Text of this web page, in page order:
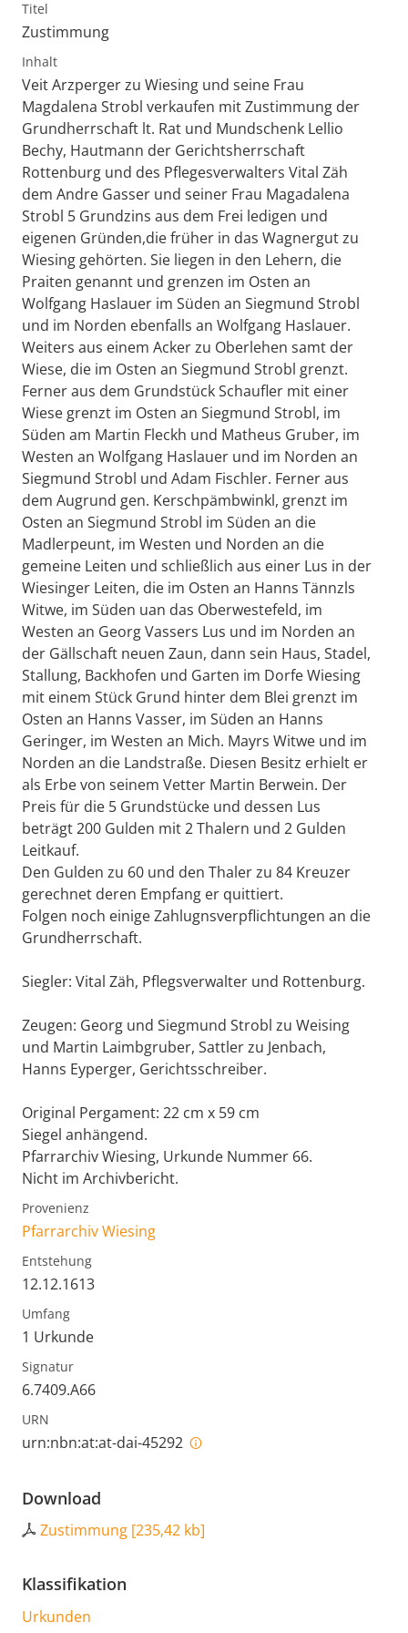
Titel
Zustimmung
Inhalt
Veit Arzperger zu Wiesing und seine Frau
Magdalena Strobl verkaufen mit Zustimmung der
Grundherrschaft lt. Rat und Mundschenk Lellio
Bechy, Hautmann der Gerichtsherrschaft
Rottenburg und des Pflegesverwalters Vital Zäh
dem Andre Gasser und seiner Frau Magadalena
Strobl 5 Grundzins aus dem Frei ledigen und
eigenen Gründen,die früher in das Wagnergut zu
Wiesing gehörten. Sie liegen in den Lehern, die
Praiten genannt und grenzen im Osten an
Wolfgang Haslauer im Süden an Siegmund Strobl
und im Norden ebenfalls an Wolfgang Haslauer.
Weiters aus einem Acker zu Oberlehen samt der
Wiese, die im Osten an Siegmund Strobl grenzt.
Ferner aus dem Grundstück Schaufler mit einer
Wiese grenzt im Osten an Siegmund Strobl, im
Süden am Martin Fleckh und Matheus Gruber, im
Westen an Wolfgang Haslauer und im Norden an
Siegmund Strobl und Adam Fischler. Ferner aus
dem Augrund gen. Kerschpämbwinkl, grenzt im
Osten an Siegmund Strobl im Süden an die
Madlerpeunt, im Westen und Norden an die
gemeine Leiten und schließlich aus einer Lus in der
Wiesinger Leiten, die im Osten an Hanns Tännzls
Witwe, im Süden uan das Oberwestefeld, im
Westen an Georg Vassers Lus und im Norden an
der Gällschaft neuen Zaun, dann sein Haus, Stadel,
Stallung, Backhofen und Garten im Dorfe Wiesing
mit einem Stück Grund hinter dem Blei grenzt im
Osten an Hanns Vasser, im Süden an Hanns
Geringer, im Westen an Mich. Mayrs Witwe und im
Norden an die Landstraße. Diesen Besitz erhielt er
als Erbe von seinem Vetter Martin Berwein. Der
Preis für die 5 Grundstücke und dessen Lus
beträgt 200 Gulden mit 2 Thalern und 2 Gulden
Leitkauf.
Den Gulden zu 60 und den Thaler zu 84 Kreuzer
gerechnet deren Empfang er quittiert.
Folgen noch einige Zahlugnsverpflichtungen an die
Grundherrschaft.
Siegler: Vital Zäh, Pflegsverwalter und Rottenburg.
Zeugen: Georg und Siegmund Strobl zu Weising
und Martin Laimbgruber, Sattler zu Jenbach,
Hanns Eyperger, Gerichtsschreiber.
Original Pergament: 22 cm x 59 cm
Siegel anhängend.
Pfarrarchiv Wiesing, Urkunde Nummer 66.
Nicht im Archivbericht.
Provenienz
Pfarrarchiv Wiesing
Entstehung
12.12.1613
Umfang
1 Urkunde
Signatur
6.7409.A66
URN
urn:nbn:at:at-dai-45292
Download
Zustimmung [235,42 kb]
Klassifikation
Urkunden